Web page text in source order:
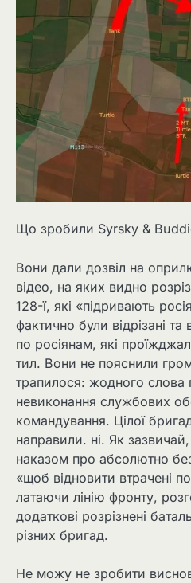
Що зробили Syrsky &
Вони дали дозвіл на
відео, на яких видно
128-ї, які «підривають
фактично були відрізані
по росіянам, які
тил. Вони не пояснили
трапилося: жодного слова
невиконання службових
командування. Цілої
направили. ні. Як
наказом про абсолютно
«щоб відновити втрачені
латаючи лінію фронту,
додаткові розрізнені
різних бригад.
Не можу не зробити